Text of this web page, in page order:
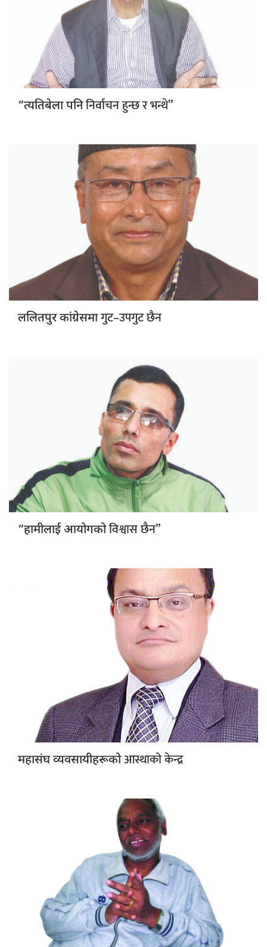
“त्यतिबेला पनिनिर्वाचन हुन्छ र भन्थे”
ललितपुर कांग्रेसमागुट–उपगुट छैन
“हामीलाई आयोगकोविश्वास छैन”
महासंघ व्यवसायीहरूकोआस्थाको केन्द्र